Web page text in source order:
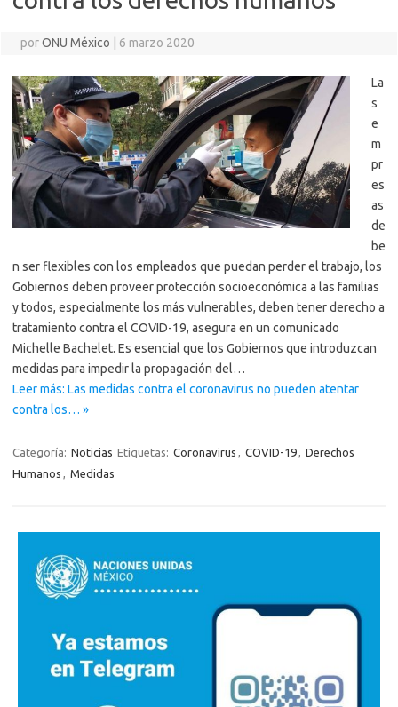
porONU México 6 marzo 2020
La
s
e
m
pr
es
as
de
be
n ser flexibles con los empleados que puedan perder el trabajo, los
Gobiernos deben proveer protección socioeconómica a las familias
y todos, especialmente los más vulnerables, deben tener derecho a
tratamiento contra el COVID-19, asegura en un comunicado
Michelle Bachelet. Es esencial que los Gobiernos que introduzcan
medidas para impedir la propagación del…
Leer más: Las medidas contra el coronavirus no pueden atentar
contra los… »
Categoría: Noticias Etiquetas: Coronavirus , COVID-19, Derechos
Humanos , Medidas